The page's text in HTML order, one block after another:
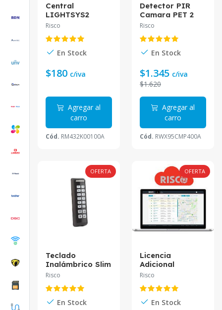
Central
LIGHTSYS2
Gabinete Fuente
RM432K00100A
Risco mas
(CLOUD)
Risco
En Stock
$180 c/iva
Agregar al
carro
Cód. RM432K00100A
Detector PIR
Camara PET 2
Vias
Risco
Risco
En Stock
$1.345 c/iva
$1.620
Agregar al
carro
Cód. RWX95CMP400A
OFERTA
Teclado
Inalámbrico Slim
Negro
Risco
Risco
En Stock
OFERTA
Licencia
Adicional
PROSYS
Risco | PcPlay
Risco
En Stock